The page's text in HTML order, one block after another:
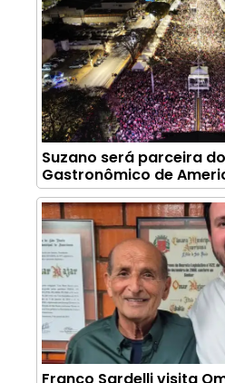
Suzano será parceira
Gastronômico de